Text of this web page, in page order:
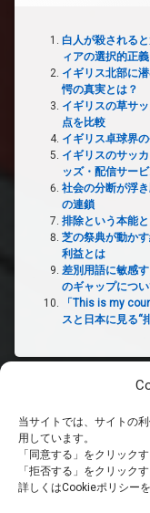
当サイトでは、サイトの
用しています。
「同意する」をクリック
「拒否する」をクリック
詳しくはCookieポリシー
白人が殺される
ィアの選択的正義
イギリス北部に
愕の真実とは？
イギリスの草サ
点を比較
イギリス卓球界
イギリスのサッ
ッズ・配信サー
社会の分断が浮
の連鎖
排除という本能
芝の祭典が動か
利益とは
差別用語に敏感
のギャップにつ
「This is my
スと日本に見る“
ホーム
PRIVACY POLICY